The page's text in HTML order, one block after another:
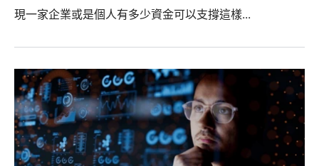
現一家企業或是個人有多少資金可以支撐這樣...